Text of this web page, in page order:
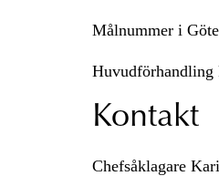
Målnummer i
Huvudförhandling
Kontakt
Chefsåklagare